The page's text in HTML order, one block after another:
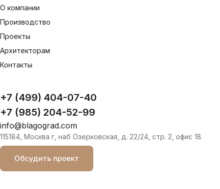
О компании
Производство
Проекты
Архитекторам
Контакты
+7 (499) 404-07-40
+7 (985) 204-52-99
info@blagograd.com
115184, Москва г, наб Озерковская, д. 22/24, стр. 2, офис 18
Обсудить проект